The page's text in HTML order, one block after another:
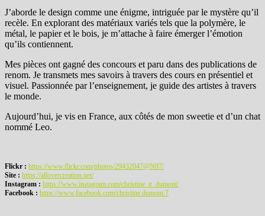
J’aborde le design comme une énigme, intriguée par le mystère qu’il
recèle. En explorant des matériaux variés tels que la polymère, le
métal, le papier et le bois, je m’attache à faire émerger l’émotion
qu’ils contiennent.
Mes pièces ont gagné des concours et paru dans des publications de
renom. Je transmets mes savoirs à travers des cours en présentiel et
visuel. Passionnée par l’enseignement, je guide des artistes à travers
le monde.
Aujourd’hui, je vis en France, aux côtés de mon sweetie et d’un chat
nommé Leo.
Flickr : https://www.flickr.com/photos/29432047@N07/
Site : https://allovercreation.net/
Instagram : https://www.instagram.com/christine_g_dumont/
Facebook : https://www.facebook.com/christine.dumont.7